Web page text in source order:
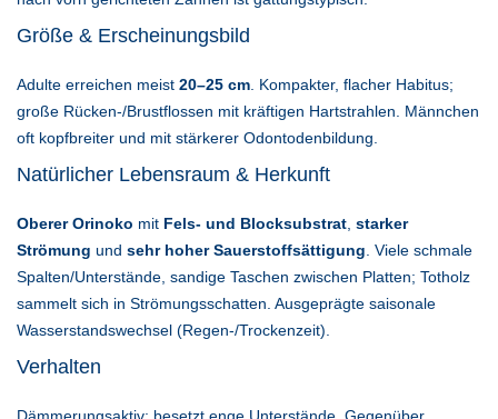
Größe & Erscheinungsbild
Adulte erreichen meist 20–25 cm. Kompakter, flacher Habitus;
große Rücken-/Brustflossen mit kräftigen Hartstrahlen. Männchen
oft kopfbreiter und mit stärkerer Odontodenbildung.
Natürlicher Lebensraum & Herkunft
Oberer Orinoko mit Fels- und Blocksubstrat, starker
Strömung und sehr hoher Sauerstoffsättigung. Viele schmale
Spalten/Unterstände, sandige Taschen zwischen Platten; Totholz
sammelt sich in Strömungsschatten. Ausgeprägte saisonale
Wasserstandswechsel (Regen-/Trockenzeit).
Verhalten